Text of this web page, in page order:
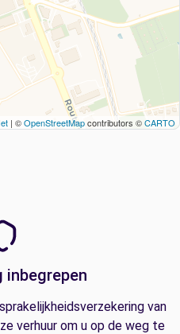
| ©OpenStreetMapcontributors ©CARTO
inbegrepen
van
verhuur om u op de weg te